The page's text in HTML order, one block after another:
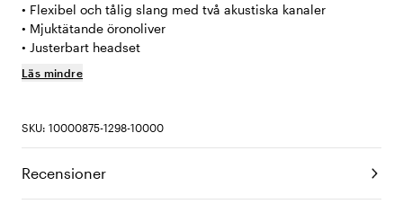
• Flexibel och tålig slang med två akustiska kanaler
• Mjuktätande öronoliver
• Justerbart headset
Läs mindre
SKU: 10000875-1298-10000
Recensioner